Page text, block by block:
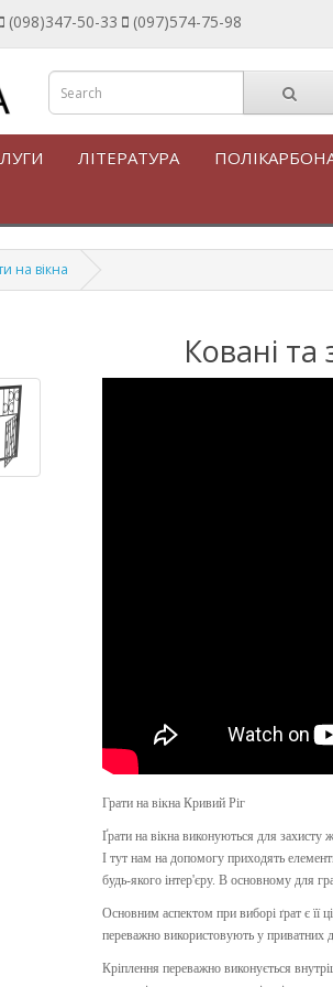
(098)347-50-33 (097)574-75-98
ЛІТЕРАТУРА
на вікна
Ковані та
Грати на вікна Кривий Ріг
Ґрати на вікна виконуються для
І тут нам на допомогу приходять
будь-якого інтер'єру. В основному для
Основним аспектом при виборі ґрат є її
переважно використовують у приватних
Кріплення переважно виконується